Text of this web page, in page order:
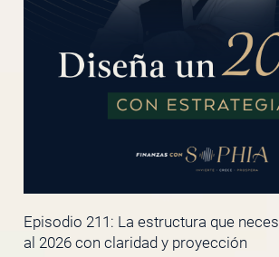
Episodio 211: La estructura que
al 2026 con claridad y proyección